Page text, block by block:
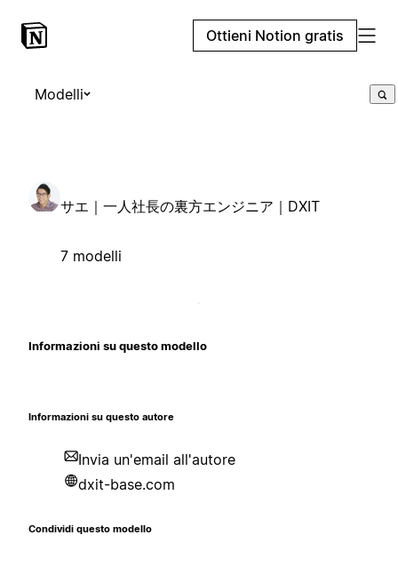
Ottieni Notion gratis
Modelli
サエ｜一人社長の裏方エンジニア｜DXIT
7 modelli
Informazioni su questo modello
Informazioni su questo autore
Invia un'email all'autore
dxit-base.com
Condividi questo modello